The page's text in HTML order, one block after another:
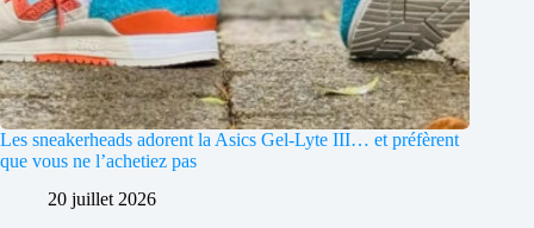
Les sneakerheads adorent la Asics Gel-Lyte III… et préfèrent
que vous ne l’achetiez pas
20 juillet 2026